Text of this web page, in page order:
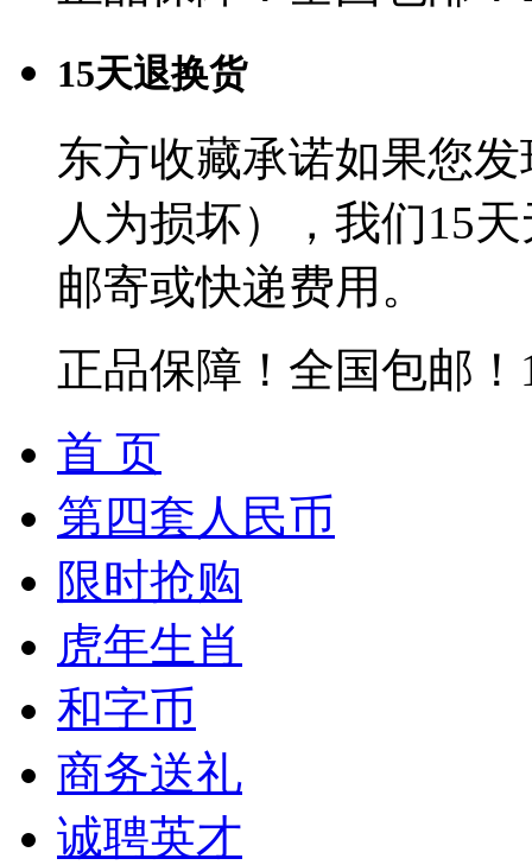
15天退换货
东方收藏承诺如果您
人为损坏），我们15
邮寄或快递费用。
正品保障！全国包邮
首 页
第四套人民币
限时抢购
虎年生肖
和字币
商务送礼
诚聘英才